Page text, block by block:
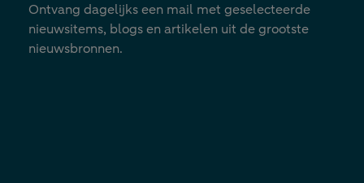
Ontvang dagelijks een mail met geselecteerde
nieuwsitems, blogs en artikelen uit de grootste
nieuwsbronnen.